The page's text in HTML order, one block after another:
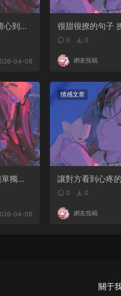
心到讓
04-08
很甜很撩的句子
軟的文案
0 0
網友投稿
獨用
04-06
情感文章
讓對方看到心疼
句句都是淚點
0 0
網友投稿
關于